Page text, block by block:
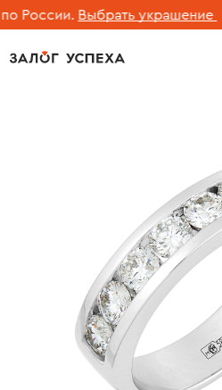
России. Выбрать украшение